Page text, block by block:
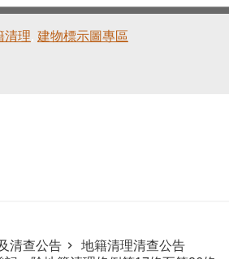
清理 建物標示圖專區
清查公告
地籍清理清查公告